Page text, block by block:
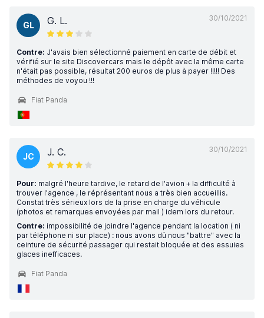
30/10/2021
GL G. L.
Contre: J'avais bien sélectionné paiement en carte de débit et
vérifié sur le site Discovercars mais le dépôt avec la même carte
n'était pas possible, résultat 200 euros de plus à payer !!!!! Des
méthodes de voyou !!!
Fiat Panda
30/10/2021
JC J. C.
Pour: malgré l'heure tardive, le retard de l'avion + la difficulté à
trouver l'agence , le réprésentant nous a très bien accueillis.
Constat très sérieux lors de la prise en charge du véhicule
(photos et remarques envoyées par mail ) idem lors du retour.
Contre: impossibilité de joindre l'agence pendant la location ( ni
par téléphone ni sur place) : nous avons dû nous "battre" avec la
ceinture de sécurité passager qui restait bloquée et des essuies
glaces inefficaces.
Fiat Panda